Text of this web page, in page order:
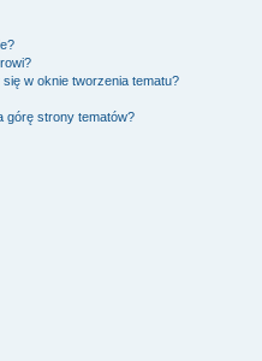
w oknie tworzenia tematu?
górę strony tematów?